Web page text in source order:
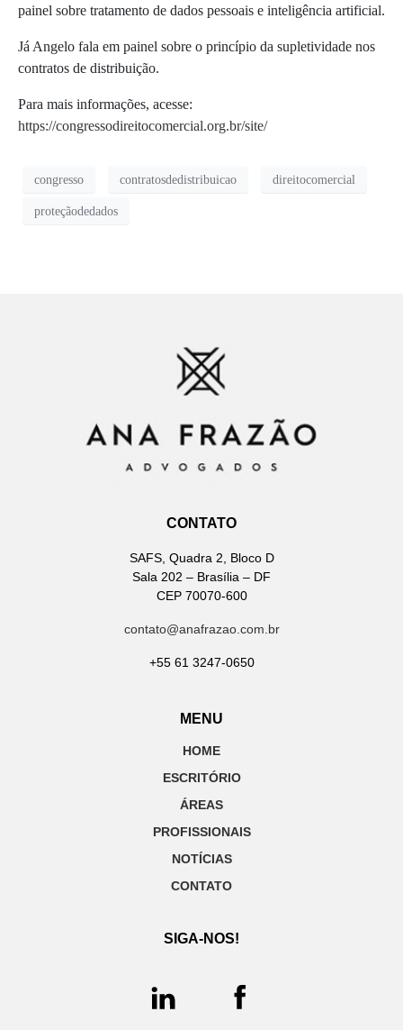
painel sobre tratamento de dados pessoais e inteligência artificial.
Já Angelo fala em painel sobre o princípio da supletividade nos
contratos de distribuição.
Para mais informações, acesse:
https://congressodireitocomercial.org.br/site/
congresso contratosdedistribuicao direitocomercial
proteçãodedados
CONTATO
SAFS, Quadra 2, Bloco D
Sala 202 – Brasília – DF
CEP 70070-600
contato@anafrazao.com.br
+55 61 3247-0650
MENU
HOME
ESCRITÓRIO
ÁREAS
PROFISSIONAIS
NOTÍCIAS
CONTATO
SIGA-NOS!